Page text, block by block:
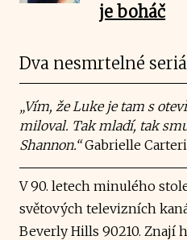
je boháč
Dva nesmrtelné
„Vím, že Luke je tam s
miloval. Tak mladí, tak
Shannon.“Gabrielle
V 90. letech minulého
světových televizních
Beverly Hills 90210. Znají